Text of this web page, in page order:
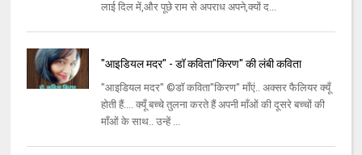
लाई दिल में,और पूछे राम से अपराध अपने,क्यों द...
"आइडियल मदर" - डॉ कविता"किरण" की लंबी कविता
"आइडियल मदर" ©डॉ कविता"किरण" माँएं.. अक्सर फैलियर क्यूँ
होती हैं.... क्यूँ बच्चे तुलना करते हैं अपनी माँओं की दूसरे बच्चों की
माँओं के साथ.. उन्हें ...